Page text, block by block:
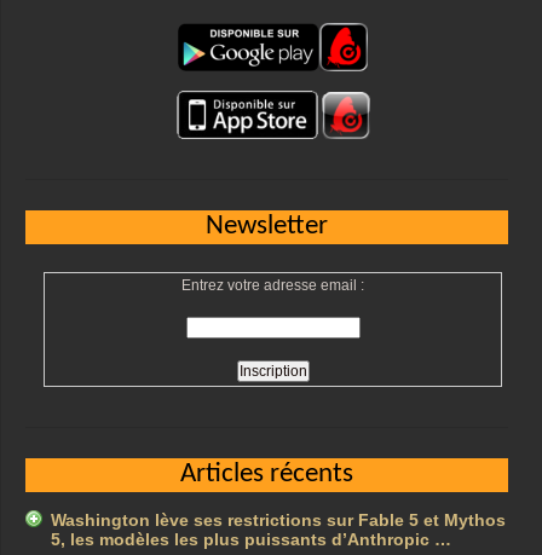
Newsletter
Entrez votre adresse email :
Articles récents
Washington lève ses restrictions sur Fable 5 et Mythos
5, les modèles les plus puissants d’Anthropic …